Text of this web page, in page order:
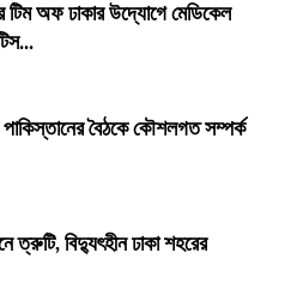
টিম অফ ঢাকার উদ্যোগে মেডিকেল
পাকিস্তানের বৈঠকে কৌশলগত সম্পর্ক
ত্রুটি, বিদ্যুৎহীন ঢাকা শহরের